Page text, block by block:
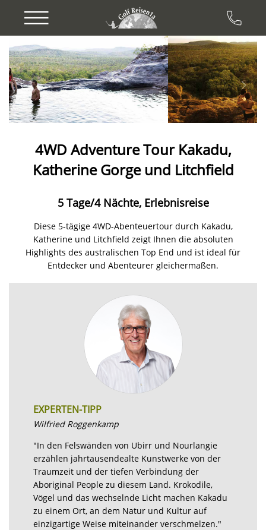
Previous Next
4WD Adventure Tour Kakadu,
Katherine Gorge und Litchfield
5 Tage/4 Nächte, Erlebnisreise
Diese 5-tägige 4WD-Abenteuertour durch Kakadu,
Katherine und Litchfield zeigt Ihnen die absoluten
Highlights des australischen Top End und ist ideal für
Entdecker und Abenteurer gleichermaßen.
EXPERTEN-TIPP
Wilfried Roggenkamp
"In den Felswänden von Ubirr und Nourlangie
erzählen jahrtausendealte Kunstwerke von der
Traumzeit und der tiefen Verbindung der
Aboriginal People zu diesem Land. Krokodile,
Vögel und das wechselnde Licht machen Kakadu
zu einem Ort, an dem Natur und Kultur auf
einzigartige Weise miteinander verschmelzen."